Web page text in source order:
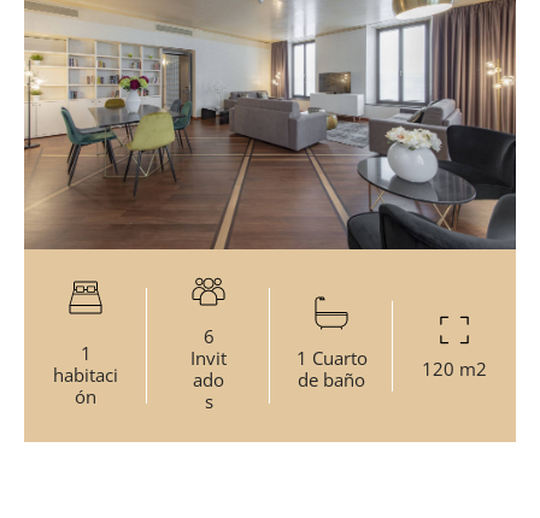
1
habitaci
ón
6
Invit
ado
s
1 Cuarto
de baño
120 m2